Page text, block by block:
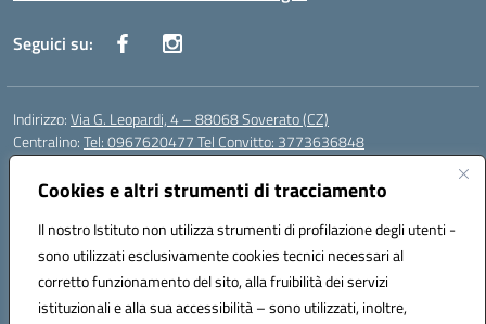
Cookies e altri strumenti di tracciamento
Il nostro Istituto non utilizza strumenti di profilazione degli utenti -
sono utilizzati esclusivamente cookies tecnici necessari al
corretto funzionamento del sito, alla fruibilità dei servizi
istituzionali e alla sua accessibilità – sono utilizzati, inoltre,
Seguici su:
Indirizzo:Via G. Leopardi, 4 – 88068 Soverato (CZ)
Centralino:Tel: 0967620477 Tel Convitto: 3773636848
Email:
Posta elettronica certificata (PEC):czrh04000q@pec.istruzione.it
Codice fiscale: 84000690796
Codice meccanografico:CZRH04000Q
Codice Indice delle Pubbliche Amministrazioni (IPA): istsc_czrh04000q
Codice unico di fatturazione (CUF): UF9M13